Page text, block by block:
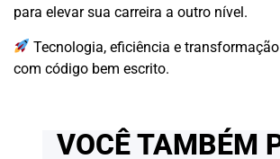
para elevar sua carreira a outro nível.
Tecnologia, eficiência e
com código bem escrito.
VOCÊ TAMBÉM